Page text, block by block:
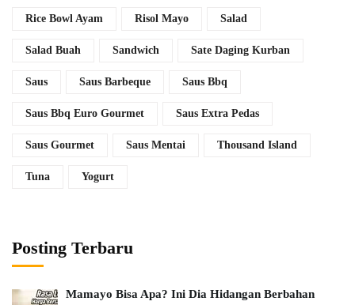
Rice Bowl Ayam Risol Mayo Salad
Salad Buah Sandwich Sate Daging Kurban
Saus Saus Barbeque Saus Bbq
Saus Bbq Euro Gourmet Saus Extra Pedas
Saus Gourmet Saus Mentai Thousand Island
Tuna Yogurt
Posting Terbaru
Mamayo Bisa Apa? Ini Dia Hidangan Berbahan